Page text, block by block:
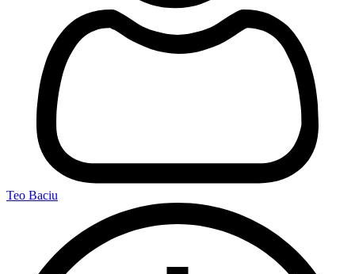
Teo Baciu